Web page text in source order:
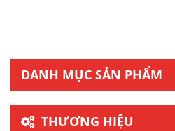
DANH MỤC SẢN PHẨM
THƯƠNG HIỆU